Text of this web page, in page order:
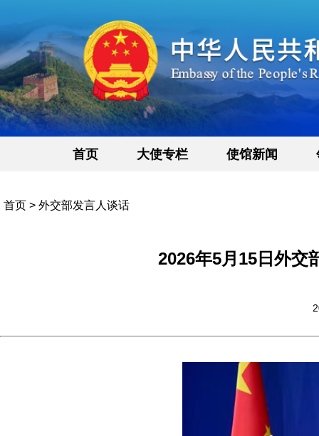
首页 大使专栏 使馆新闻
首页 > 外交部发言人谈话
2026年5月15日外交